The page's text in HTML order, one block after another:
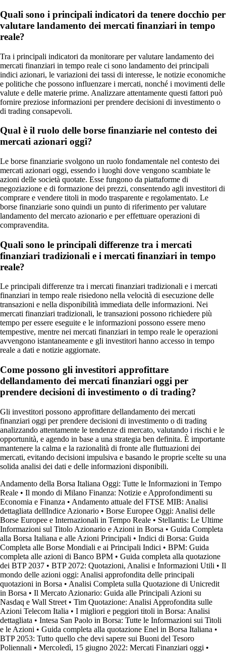
Quali sono i principali indicatori da tenere docchio per
valutare landamento dei mercati finanziari in tempo
reale?
Tra i principali indicatori da monitorare per valutare landamento dei
mercati finanziari in tempo reale ci sono landamento dei principali
indici azionari, le variazioni dei tassi di interesse, le notizie economiche
e politiche che possono influenzare i mercati, nonché i movimenti delle
valute e delle materie prime. Analizzare attentamente questi fattori può
fornire preziose informazioni per prendere decisioni di investimento o
di trading consapevoli.
Qual è il ruolo delle borse finanziarie nel contesto dei
mercati azionari oggi?
Le borse finanziarie svolgono un ruolo fondamentale nel contesto dei
mercati azionari oggi, essendo i luoghi dove vengono scambiate le
azioni delle società quotate. Esse fungono da piattaforme di
negoziazione e di formazione dei prezzi, consentendo agli investitori di
comprare e vendere titoli in modo trasparente e regolamentato. Le
borse finanziarie sono quindi un punto di riferimento per valutare
landamento del mercato azionario e per effettuare operazioni di
compravendita.
Quali sono le principali differenze tra i mercati
finanziari tradizionali e i mercati finanziari in tempo
reale?
Le principali differenze tra i mercati finanziari tradizionali e i mercati
finanziari in tempo reale risiedono nella velocità di esecuzione delle
transazioni e nella disponibilità immediata delle informazioni. Nei
mercati finanziari tradizionali, le transazioni possono richiedere più
tempo per essere eseguite e le informazioni possono essere meno
tempestive, mentre nei mercati finanziari in tempo reale le operazioni
avvengono istantaneamente e gli investitori hanno accesso in tempo
reale a dati e notizie aggiornate.
Come possono gli investitori approfittare
dellandamento dei mercati finanziari oggi per
prendere decisioni di investimento o di trading?
Gli investitori possono approfittare dellandamento dei mercati
finanziari oggi per prendere decisioni di investimento o di trading
analizzando attentamente le tendenze di mercato, valutando i rischi e le
opportunità, e agendo in base a una strategia ben definita. È importante
mantenere la calma e la razionalità di fronte alle fluttuazioni dei
mercati, evitando decisioni impulsiva e basando le proprie scelte su una
solida analisi dei dati e delle informazioni disponibili.
Andamento della Borsa Italiana Oggi: Tutte le Informazioni in Tempo
Reale • Il mondo di Milano Finanza: Notizie e Approfondimenti su
Economia e Finanza • Andamento attuale del FTSE MIB: Analisi
dettagliata dellIndice Azionario • Borse Europee Oggi: Analisi delle
Borse Europee e Internazionali in Tempo Reale • Stellantis: Le Ultime
Informazioni sul Titolo Azionario e Azioni in Borsa • Guida Completa
alla Borsa Italiana e alle Azioni Principali • Indici di Borsa: Guida
Completa alle Borse Mondiali e ai Principali Indici • BPM: Guida
completa alle azioni di Banco BPM • Guida completa alla quotazione
dei BTP 2037 • BTP 2072: Quotazioni, Analisi e Informazioni Utili • Il
mondo delle azioni oggi: Analisi approfondita delle principali
quotazioni in Borsa • Analisi Completa sulla Quotazione di Unicredit
in Borsa • Il Mercato Azionario: Guida alle Principali Azioni su
Nasdaq e Wall Street • Tim Quotazione: Analisi Approfondita sulle
Azioni Telecom Italia • I migliori e peggiori titoli in Borsa: Analisi
dettagliata • Intesa San Paolo in Borsa: Tutte le Informazioni sui Titoli
e le Azioni • Guida completa alla quotazione Enel in Borsa Italiana •
BTP 2053: Tutto quello che devi sapere sui Buoni del Tesoro
Poliennali • Mercoledì, 15 giugno 2022: Mercati Finanziari oggi •